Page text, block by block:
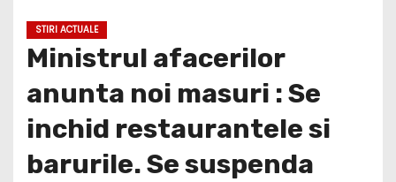
STIRI ACTUALE
Ministrul afacerilor
anunta noi masuri : Se
inchid restaurantele si
barurile. Se suspenda